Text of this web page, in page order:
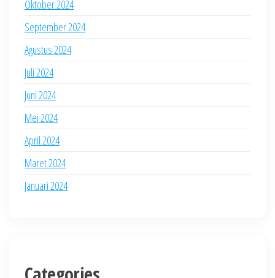
Oktober 2024
September 2024
Agustus 2024
Juli 2024
Juni 2024
Mei 2024
April 2024
Maret 2024
Januari 2024